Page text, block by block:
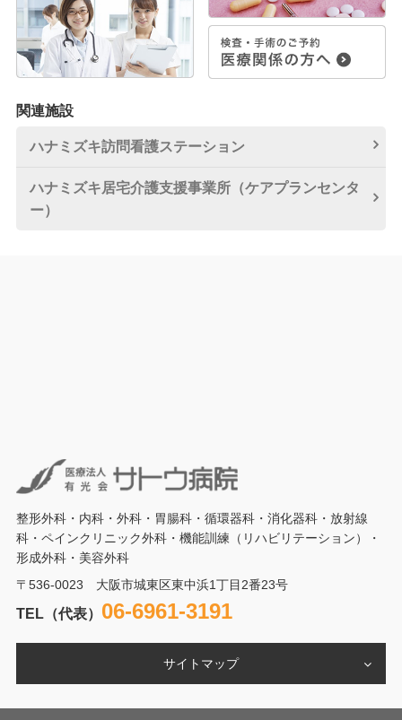
関連施設
ハナミズキ訪問看護ステーション
ハナミズキ居宅介護支援事業所（ケアプランセンタ
ー）
整形外科・内科・外科・胃腸科・循環器科・消化器科・放射線
科・ペインクリニック外科・機能訓練（リハビリテーション）・
形成外科・美容外科
〒536-0023 大阪市城東区東中浜1丁目2番23号
TEL（代表） 06-6961-3191
サイトマップ